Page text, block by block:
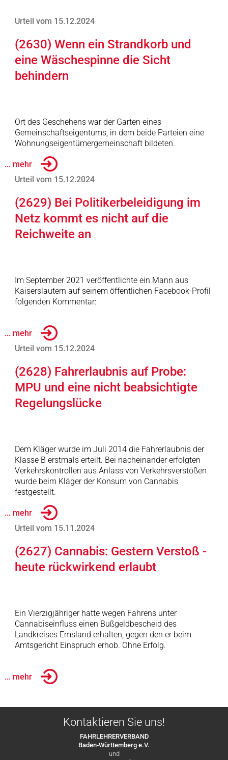
Urteil vom 15.12.2024
(2630) Wenn ein Strandkorb und
eine Wäschespinne die Sicht
behindern
Ort des Geschehens war der Garten eines
Gemeinschaftseigentums, in dem beide Parteien eine
Wohnungseigentümergemeinschaft bildeten.
... mehr
Urteil vom 15.12.2024
(2629) Bei Politikerbeleidigung im
Netz kommt es nicht auf die
Reichweite an
Im September 2021 veröffentlichte ein Mann aus
Kaiserslautern auf seinem öffentlichen Facebook-Profil
folgenden Kommentar:
... mehr
Urteil vom 15.12.2024
(2628) Fahrerlaubnis auf Probe:
MPU und eine nicht beabsichtigte
Regelungslücke
Dem Kläger wurde im Juli 2014 die Fahrerlaubnis der
Klasse B erstmals erteilt. Bei nacheinander erfolgten
Verkehrskontrollen aus Anlass von Verkehrsverstößen
wurde beim Kläger der Konsum von Cannabis
festgestellt.
... mehr
Urteil vom 15.11.2024
(2627) Cannabis: Gestern Verstoß -
heute rückwirkend erlaubt
Ein Vierzigjähriger hatte wegen Fahrens unter
Cannabiseinfluss einen Bußgeldbescheid des
Landkreises Emsland erhalten, gegen den er beim
Amtsgericht Einspruch erhob. Ohne Erfolg.
... mehr
Kontaktieren Sie uns!
FAHRLEHRERVERBAND
Baden-Württemberg e.V.
und